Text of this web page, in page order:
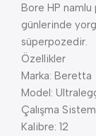
Bore HP
günlerinde
süperpozedir.
Özellikler
Marka: Beretta
Model:
Çalışma
Kalibre: 12